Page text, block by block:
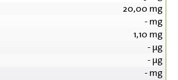
20,00 mg
-mg
1,10 mg
-µg
-µg
-mg